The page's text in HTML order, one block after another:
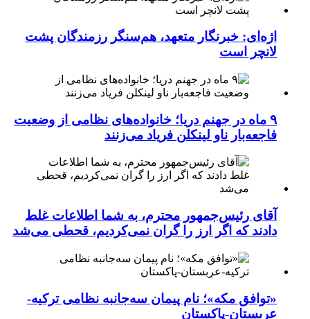
اژه‌ای: خبرنگار متعهد، هم‌سنگر رزمندگان پشت
لانچر است
۹ ماه در جهنم دریا؛ خانواده‌های نظامی از وضعیت
فاجعه‌بار ناو لینکلن فریاد می‌زنند
آقای رئیس‌جمهور محترم، به شما اطلاعات غلط
دادند که اگر ارز را گران نمی‌کردیم، قحطی می‌شد
«توافق مکه»؛ نام پیمان سه‌جانبه نظامی ترکیه-
عربستان-پاکستان